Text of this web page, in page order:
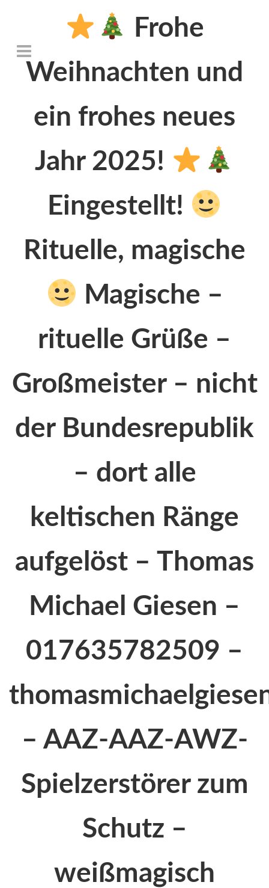
Frohe
Weihnachten und
ein frohes neues
Jahr 2025!
Eingestellt!
Rituelle, magische
Magische –
rituelle Grüße –
Großmeister – nicht
der Bundesrepublik
– dort alle
keltischen Ränge
aufgelöst – Thomas
Michael Giesen –
017635782509 –
– AAZ-AAZ-AWZ-
Spielzerstörer zum
Schutz –
weißmagisch